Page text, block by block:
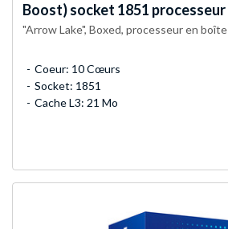
Boost) socket 1851 processeur
"Arrow Lake", Boxed, processeur en boîte
Coeur: 10 Cœurs
Socket: 1851
Cache L3: 21 Mo